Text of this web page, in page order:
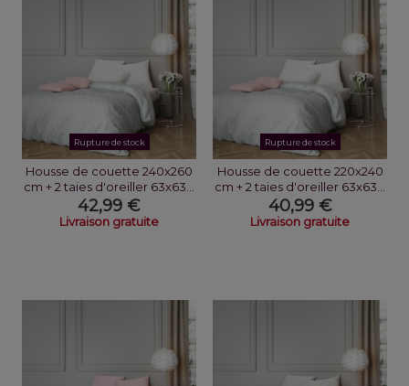
Rupture de stock
Housse de couette 240x260
cm + 2 taies d'oreiller 63x63...
42,99 €
Livraison gratuite
Rupture de stock
Housse de couette 220x240
cm + 2 taies d'oreiller 63x63...
40,99 €
Livraison gratuite